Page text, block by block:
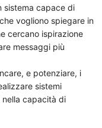
sistema capace di
vogliono spiegare in
cercano ispirazione
messaggi più
e potenziare, i
sistemi
nella capacità di